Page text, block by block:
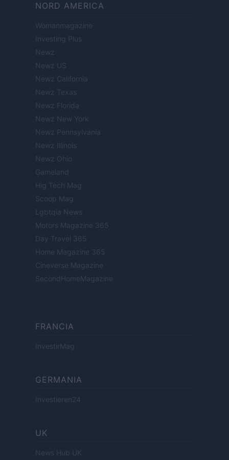
NORD AMERICA
Womanmagazine
Investing Plus
Newz
Newz US
Newz California
Newz Texas
Newz Florida
Newz New York
Newz Pennsylvania
Newz Illinois
Newz Ohio
Gameland
Hig Tech Mag
Scoop Mag
Lgbtqia News
Motors Magazine 365
Day Travel 365
Home Magazine 365
Cineverse Magazine
SecondHomeMagazine
FRANCIA
InvestirMag
GERMANIA
Investieren24
UK
News Hub UK